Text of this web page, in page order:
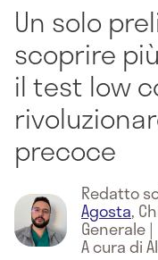
Un solo
scoprire
il test low
precoce
Redatto
Agosta,
Generale|
A cura di